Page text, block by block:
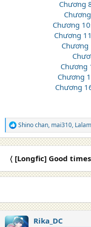
Chương
Chương
Chương
Chương
Chương
Chương
Chương
R
e
a
o
Shino chan, mai310,
〈 [Longfic] Good
Rika_DC